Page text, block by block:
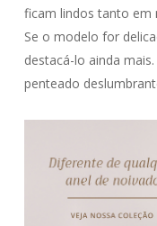
ficam lindos tanto em
Se o modelo for
destacá-lo ainda
penteado